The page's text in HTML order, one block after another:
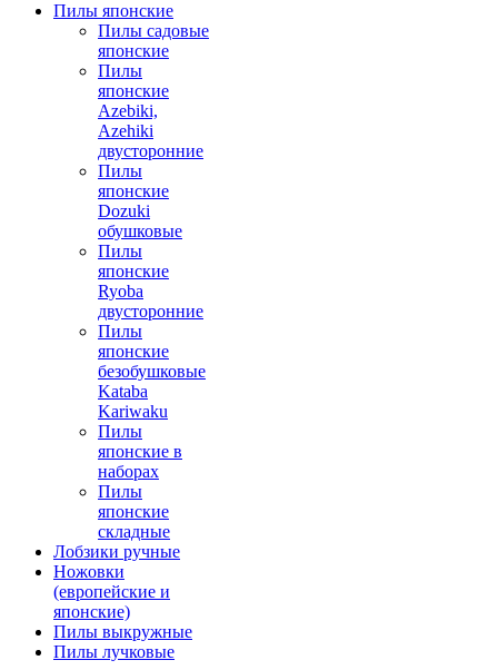
Пилы японские
Пилы садовые
японские
Пилы
японские
Azebiki,
Azehiki
двусторонние
Пилы
японские
Dozuki
обушковые
Пилы
японские
Ryoba
двусторонние
Пилы
японские
безобушковые
Kataba
Kariwaku
Пилы
японские в
наборах
Пилы
японские
складные
Лобзики ручные
Ножовки
(европейские и
японские)
Пилы выкружные
Пилы лучковые